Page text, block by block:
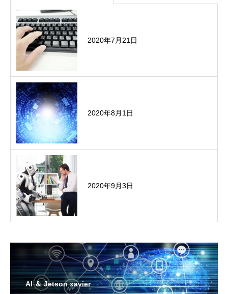
2020年7月21日
2020年8月1日
2020年9月3日
AI ＆ Jetson xavier